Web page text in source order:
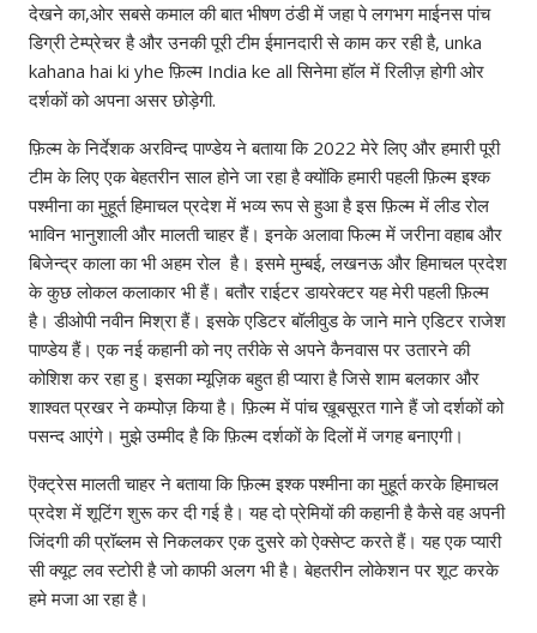
देखने का,ओर सबसे कमाल की बात भीषण ठंडी में जहा पे लगभग माईनस पांच
डिग्री टेम्प्रेचर है और उनकी पूरी टीम ईमानदारी से काम कर रही है, unka
kahana hai ki yhe फ़िल्म India ke all सिनेमा हॉल में रिलीज़ होगी ओर
दर्शकों को अपना असर छोड़ेगी.
फ़िल्म के निर्देशक अरविन्द पाण्डेय ने बताया कि 2022 मेरे लिए और हमारी पूरी
टीम के लिए एक बेहतरीन साल होने जा रहा है क्योंकि हमारी पहली फ़िल्म इश्क
पश्मीना का मुहूर्त हिमाचल प्रदेश में भव्य रूप से हुआ है इस फ़िल्म में लीड रोल
भाविन भानुशाली और मालती चाहर हैं। इनके अलावा फिल्म में जरीना वहाब और
बिजेन्द्र काला का भी अहम रोल है। इसमे मुम्बई, लखनऊ और हिमाचल प्रदेश
के कुछ लोकल कलाकार भी हैं। बतौर राईटर डायरेक्टर यह मेरी पहली फ़िल्म
है। डीओपी नवीन मिश्रा हैं। इसके एडिटर बॉलीवुड के जाने माने एडिटर राजेश
पाण्डेय हैं। एक नई कहानी को नए तरीके से अपने कैनवास पर उतारने की
कोशिश कर रहा हु। इसका म्यूज़िक बहुत ही प्यारा है जिसे शाम बलकार और
शाश्वत प्रखर ने कम्पोज़ किया है। फ़िल्म में पांच ख़ूबसूरत गाने हैं जो दर्शकों को
पसन्द आएंगे। मुझे उम्मीद है कि फ़िल्म दर्शकों के दिलों में जगह बनाएगी।
ऎक्ट्रेस मालती चाहर ने बताया कि फ़िल्म इश्क पश्मीना का मुहूर्त करके हिमाचल
प्रदेश में शूटिंग शुरू कर दी गई है। यह दो प्रेमियों की कहानी है कैसे वह अपनी
जिंदगी की प्रॉब्लम से निकलकर एक दुसरे को ऐक्सेप्ट करते हैं। यह एक प्यारी
सी क्यूट लव स्टोरी है जो काफी अलग भी है। बेहतरीन लोकेशन पर शूट करके
हमे मजा आ रहा है।